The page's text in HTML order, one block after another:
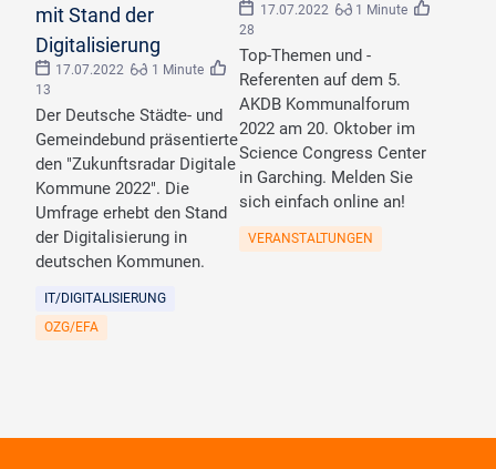
mit Stand der
Digitalisierung
17.07.2022
1 Minute
13
Der Deutsche Städte- und
Gemeindebund präsentierte
den "Zukunftsradar Digitale
Kommune 2022". Die
Umfrage erhebt den Stand
der Digitalisierung in
deutschen Kommunen.
IT/DIGITALISIERUNG
OZG/EFA
17.07.2022
1 Minute
28
Top-Themen und -
Referenten auf dem 5.
AKDB Kommunalforum
2022 am 20. Oktober im
Science Congress Center
in Garching. Melden Sie
sich einfach online an!
VERANSTALTUNGEN